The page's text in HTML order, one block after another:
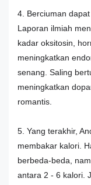
4. Berciuman
Laporan ilmiah
kadar oksitosin,
meningkatkan
senang. Saling
meningkatkan
romantis.
5. Yang terakhir,
membakar kalori.
berbeda-beda,
antara 2 - 6 kalori.